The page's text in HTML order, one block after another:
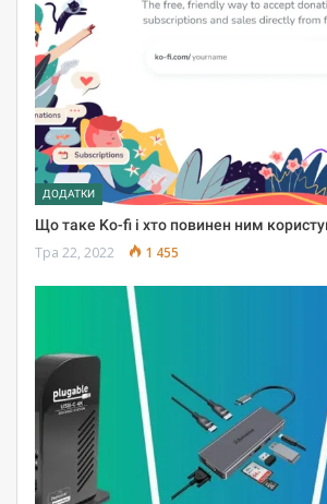
ДОДАТКИ
Що таке Ko-fi і хто повинен ним
Тра 22, 2022 1 455